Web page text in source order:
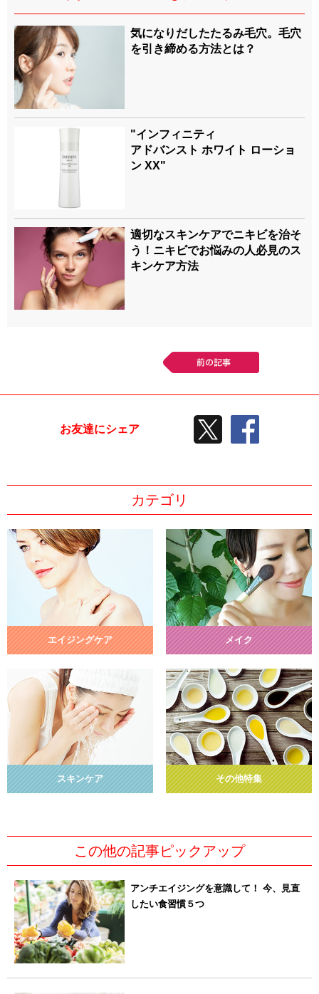
気になりだしたたるみ毛穴。毛穴
を引き締める方法とは？
"インフィニティ
アドバンスト ホワイト ローショ
ン XX"
適切なスキンケアでニキビを治そ
う！ニキビでお悩みの人必見のス
キンケア方法
お友達にシェア
TWEETする
カテゴリ
エイジングケア メイク
スキンケア その他特集
この他の記事ピックアップ
アンチエイジングを意識して！ 今、見直
したい食習慣５つ